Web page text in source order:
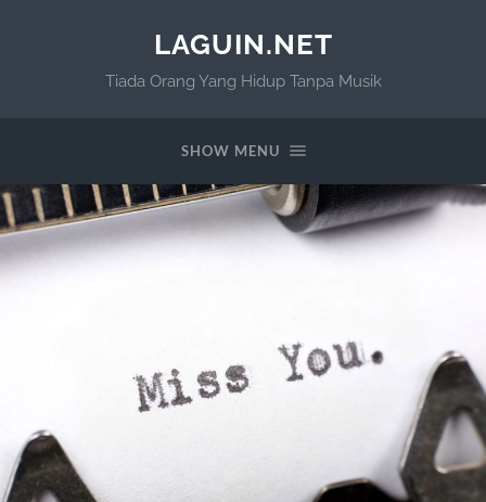
LAGUIN.NET
Tiada Orang Yang Hidup Tanpa Musik
SHOW MENU